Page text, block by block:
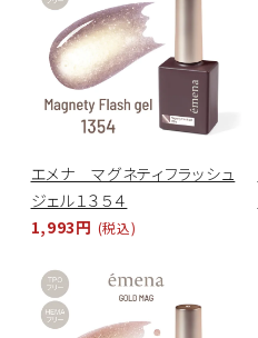
エメナ マグネティフラッシュ
ジェル１３５４
1,993円 (税込)